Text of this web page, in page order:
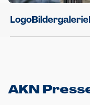
LogoBildergalerie
AKN